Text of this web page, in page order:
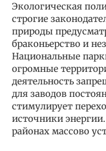
Экологическая
строгие
природы
браконьерство и
Национальные
огромные
деятельность
для заводов
стимулирует
источники
районах массово